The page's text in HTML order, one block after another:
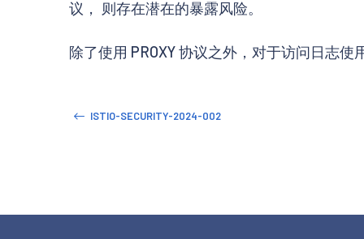
议， 则存在潜在的暴露风险。
除了使用 PROXY 协议之外，对于访问日志使
ISTIO-SECURITY-2024-002